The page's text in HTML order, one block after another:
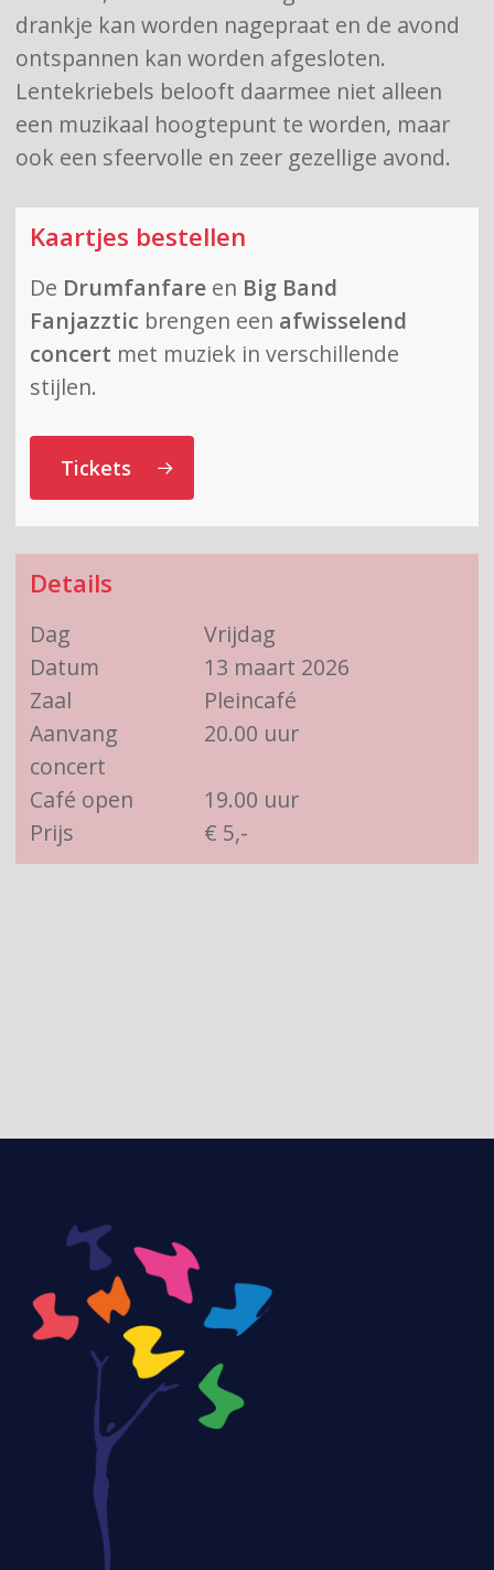
drankje kan worden nagepraat en de avond
ontspannen kan worden afgesloten.
Lentekriebels belooft daarmee niet alleen
een muzikaal hoogtepunt te worden, maar
ook een sfeervolle en zeer gezellige avond.
Kaartjes bestellen
De Drumfanfare en Big Band
Fanjazztic brengen een afwisselend
concert met muziek in verschillende
stijlen.
Tickets
Details
Dag
Vrijdag
Datum
13 maart 2026
Zaal
Pleincafé
Aanvang
concert
20.00 uur
Café open
19.00 uur
Prijs
€ 5,-